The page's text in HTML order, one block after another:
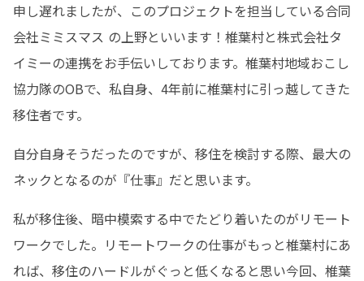
申し遅れましたが、このプロジェクトを担当している合同
会社ミミスマス の上野といいます！椎葉村と株式会社タ
イミーの連携をお手伝いしております。椎葉村地域おこし
協力隊のOBで、私自身、4年前に椎葉村に引っ越してきた
移住者です。
自分自身そうだったのですが、移住を検討する際、最大の
ネックとなるのが『仕事』だと思います。
私が移住後、暗中模索する中でたどり着いたのがリモート
ワークでした。リモートワークの仕事がもっと椎葉村にあ
れば、移住のハードルがぐっと低くなると思い今回、椎葉